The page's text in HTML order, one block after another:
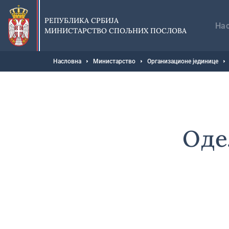
Прескочи
главни
део
садржаја
РЕПУБЛИКА СРБИЈА
МИНИСТАРСТВО СПОЉНИХ ПОСЛОВА
Мрвице
Насловна Министарство Организационе јединице